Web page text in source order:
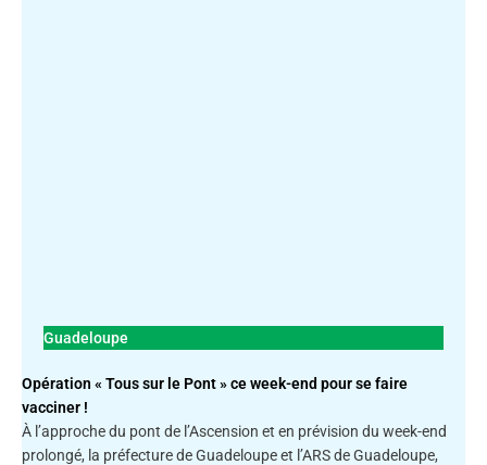
Guadeloupe
Opération « Tous sur le Pont » ce week-end pour se faire
vacciner !
À l’approche du pont de l’Ascension et en prévision du week-end
prolongé, la préfecture de Guadeloupe et l’ARS de Guadeloupe,